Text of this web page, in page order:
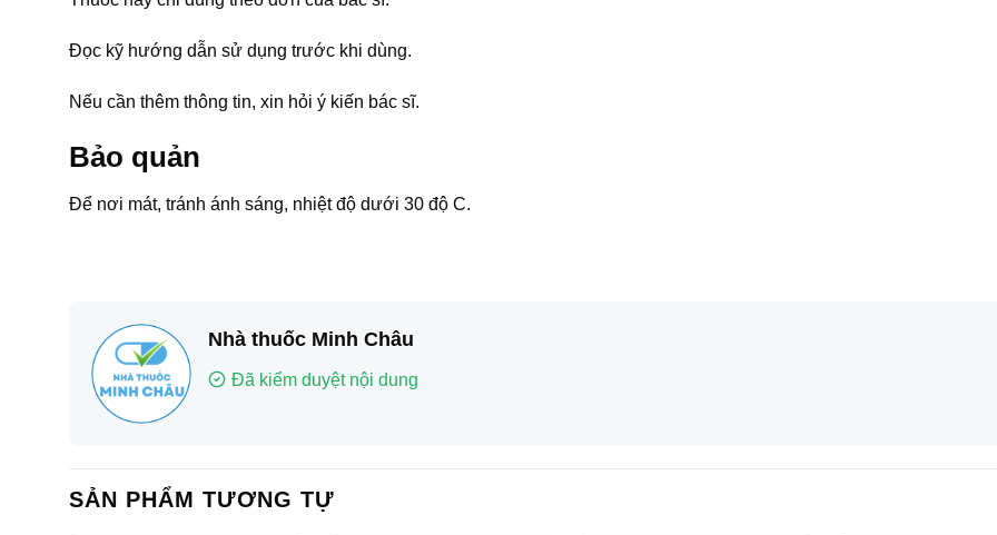
Đọc kỹ hướng dẫn sử dụng trước khi dùng.
Nếu cần thêm thông tin, xin hỏi ý kiến bác sĩ.
Bảo quản
Để nơi mát, tránh ánh sáng, nhiệt độ dưới 30 độ C.
Nhà thuốc Minh Châu
Đã kiểm duyệt nội dung
SẢN PHẨM TƯƠNG TỰ